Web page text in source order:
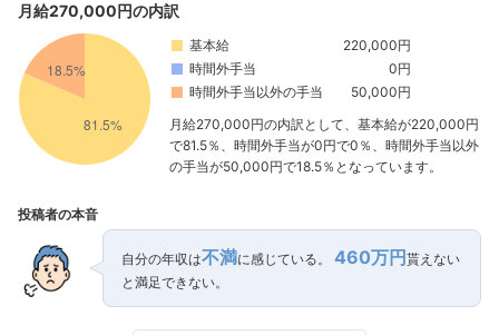
月給270,000円の内訳
基本給
220,000円
時間外手当
0円
時間外手当以外の手当
50,000円
月給270,000円の内訳として、基本給が220,000円
で81.5％、時間外手当が0円で0％、時間外手当以外
の手当が50,000円で18.5％となっています。
投稿者の本音
自分の年収は不満に感じている。 460万円 貰えない
と満足できない。